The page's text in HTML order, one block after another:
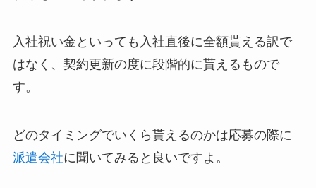
入社祝い金といっても入社直後に全額貰える訳で
はなく、契約更新の度に段階的に貰えるもので
す。
どのタイミングでいくら貰えるのかは応募の際に
派遣会社に聞いてみると良いですよ。